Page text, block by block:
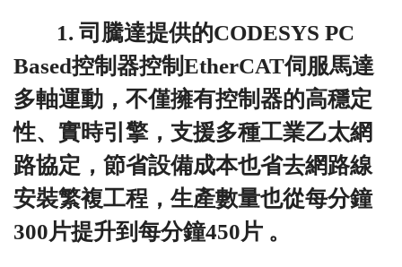
1. 司騰達提供的CODESYS PC
Based控制器控制EtherCAT伺服馬達
多軸運動，不僅擁有控制器的高穩定
性、實時引擎，支援多種工業乙太網
路協定，節省設備成本也省去網路線
安裝繁複工程，生產數量也從每分鐘
300片提升到每分鐘450片 。